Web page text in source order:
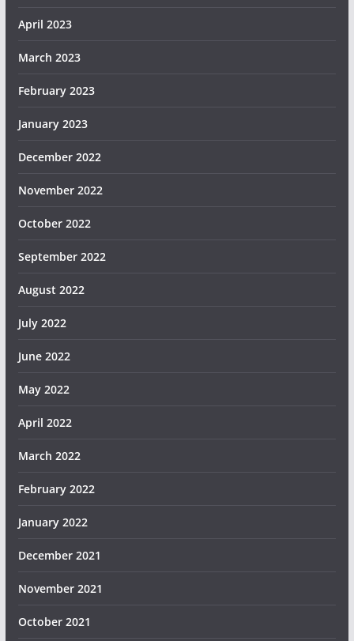
April 2023
March 2023
February 2023
January 2023
December 2022
November 2022
October 2022
September 2022
August 2022
July 2022
June 2022
May 2022
April 2022
March 2022
February 2022
January 2022
December 2021
November 2021
October 2021